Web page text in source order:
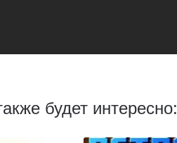
будет интересно: